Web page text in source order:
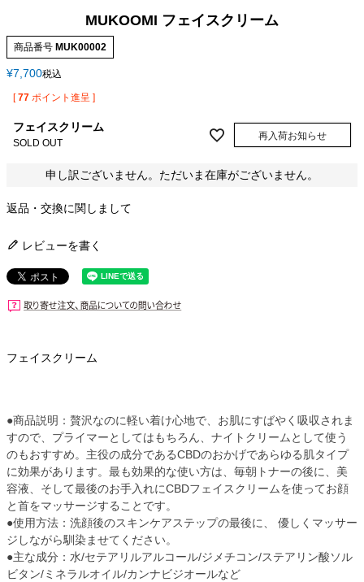
MUKOOMI フェイスクリーム
商品番号 MUK00002
¥7,700税込
[ 77 ポイント進呈 ]
フェイスクリーム
SOLD OUT
再入荷お知らせ
申し訳ございません。ただいま在庫がございません。
返品・交換に関しまして
レビューを書く
フェイスクリーム
●商品説明：贅沢なのに軽い着け心地で、お肌にすばやく吸収されま
すので、プライマーとしてはもちろん、ナイトクリームとして使う
のもおすすめ。主役の成分であるCBDのおかげであらゆる肌タイプ
に効果があります。最も効果的な使い方は、毎朝トナーの後に、美
容液、そして最後のお手入れにCBDフェイスクリームを使ってお顔
と首をマッサージすることです。
●使用方法：洗顔後のスキンケアステップの最後に、 優しくマッサー
ジしながら馴染ませてください。
●主な成分：水/セテアリルアルコール/ジメチコン/ステアリン酸ソル
ビタン/ミネラルオイル/カンナビジオールなど